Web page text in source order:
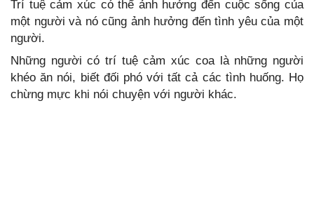
Trí tuệ cảm xúc có thể ảnh hưởng đến cuộc sống của
một người và nó cũng ảnh hưởng đến tình yêu của một
người.
Những người có trí tuệ cảm xúc coa là những người
khéo ăn nói, biết đối phó với tất cả các tình huống. Họ
chừng mực khi nói chuyện với người khác.